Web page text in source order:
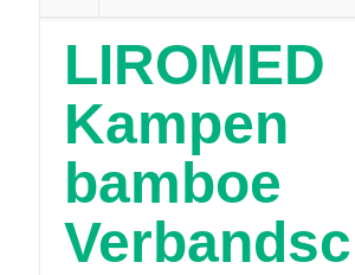
LIROMED
Kampen
bamboe